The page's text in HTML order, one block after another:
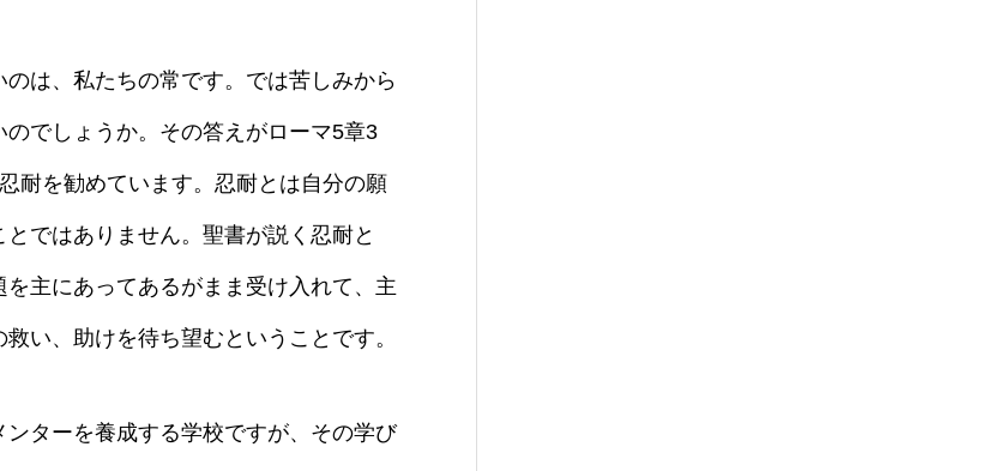
は、私たちの常です。では苦しみから
でしょうか。その答えがローマ5章3
耐を勧めています。忍耐とは自分の願
ではありません。聖書が説く忍耐と
主にあってあるがまま受け入れて、主
い、助けを待ち望むということです。
ターを養成する学校ですが、その学び